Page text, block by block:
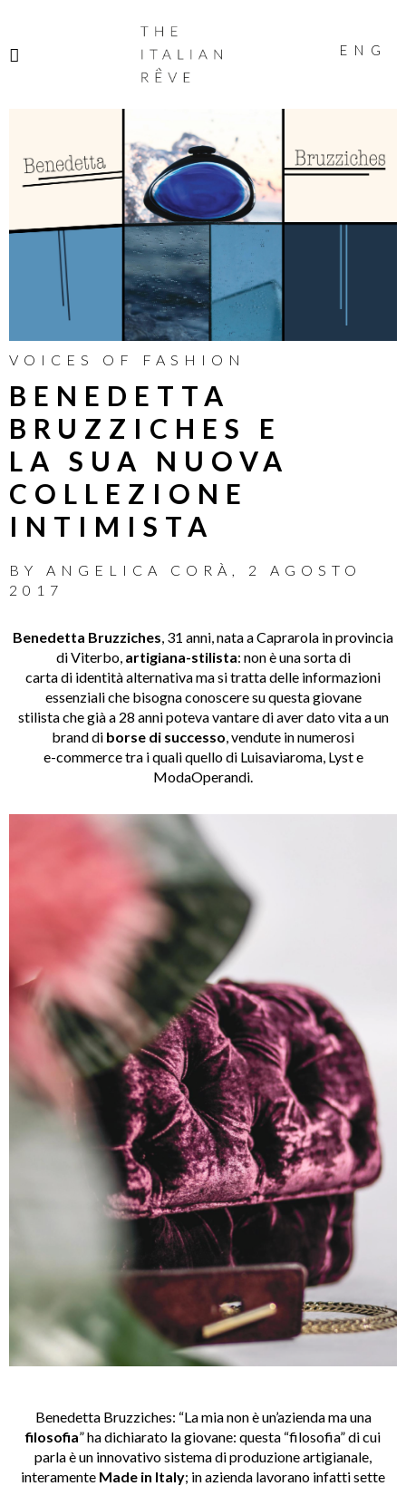
ITALIAN
RÊVE
ENG
VOICES OF FASHION
BENEDETTA
BRUZZICHES E
LA SUA NUOVA
COLLEZIONE
INTIMISTA
BY ANGELICA CORÀ
2 AGOSTO
2017
Benedetta Bruzziches , 31 anni, nata a Caprarola in provincia
di Viterbo, artigiana-stilista: non è una sorta di
carta di identità alternativa ma si tratta delle informazioni
essenziali che bisogna conoscere su questa giovane
stilista che già a 28 anni poteva vantare di aver dato vita a un
brand di borse di successo , vendute in numerosi
e-commerce tra i quali quello di Luisaviaroma, Lyst e
ModaOperandi.
Benedetta Bruzziches: “La mia non è un’azienda ma una
filosofia” ha dichiarato la giovane: questa “filosofia” di cui
parla è un innovativo sistema di produzione artigianale,
interamente Made in Italy; in azienda lavorano infatti sette